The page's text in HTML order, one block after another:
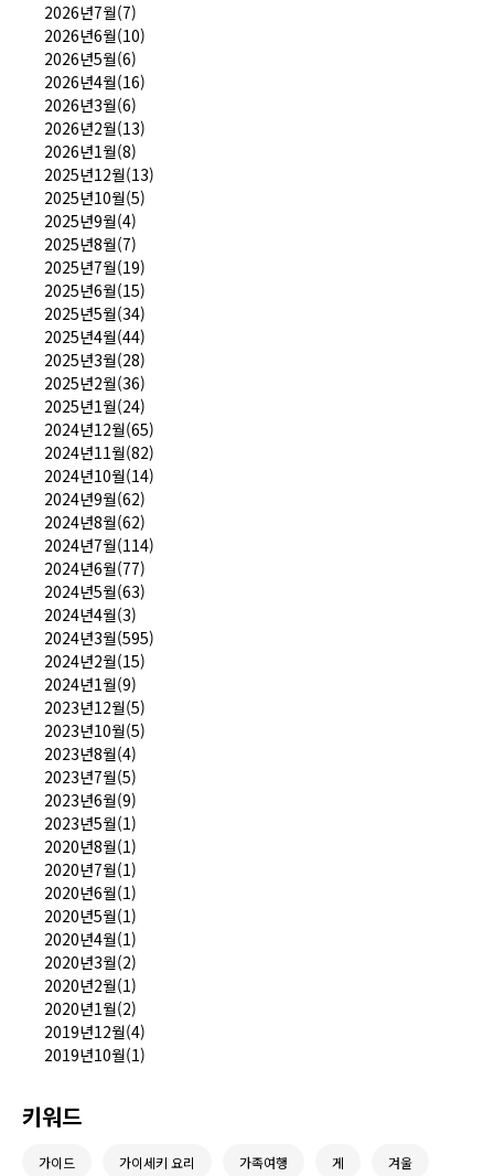
2026년7월(7)
2026년6월(10)
2026년5월(6)
2026년4월(16)
2026년3월(6)
2026년2월(13)
2026년1월(8)
2025년12월(13)
2025년10월(5)
2025년9월(4)
2025년8월(7)
2025년7월(19)
2025년6월(15)
2025년5월(34)
2025년4월(44)
2025년3월(28)
2025년2월(36)
2025년1월(24)
2024년12월(65)
2024년11월(82)
2024년10월(14)
2024년9월(62)
2024년8월(62)
2024년7월(114)
2024년6월(77)
2024년5월(63)
2024년4월(3)
2024년3월(595)
2024년2월(15)
2024년1월(9)
2023년12월(5)
2023년10월(5)
2023년8월(4)
2023년7월(5)
2023년6월(9)
2023년5월(1)
2020년8월(1)
2020년7월(1)
2020년6월(1)
2020년5월(1)
2020년4월(1)
2020년3월(2)
2020년2월(1)
2020년1월(2)
2019년12월(4)
2019년10월(1)
키워드
가이드 가이세키 요리 가족여행 게 겨울